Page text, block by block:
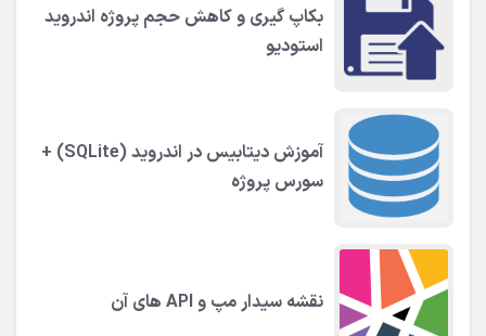
بکاپ گیری و کاهش حجم پروژه اندروید
استودیو
آموزش دیتابیس در اندروید (SQLite) +
سورس پروژه
نقشه سیدار مپ و API های آن